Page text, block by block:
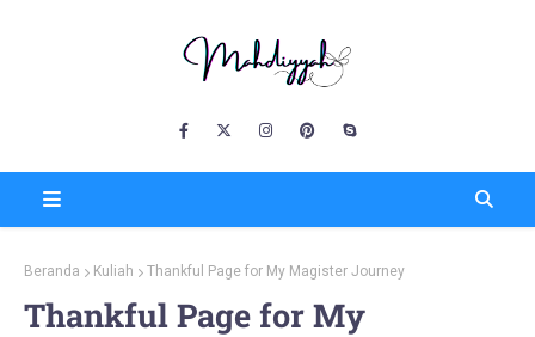
Beranda Kuliah Thankful Page for My Magister Journey
Thankful Page for My